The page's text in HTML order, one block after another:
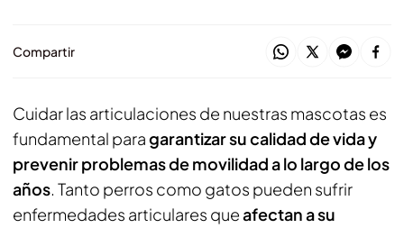
Compartir
Cuidar las articulaciones de nuestras mascotas es
fundamental paragarantizar su calidad de vida y
prevenir problemas de movilidad a lo largo de los
años. Tanto perros como gatos pueden sufrir
enfermedades articulares queafectan a su